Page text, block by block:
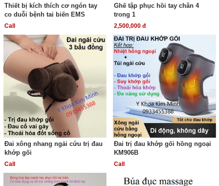
Thiết bị kích thích cơ ngón tay
co duỗi bệnh tai biến EMS
Call
Ghế tập phục hồi tay chân 4
trong 1
2,500,000 đ
Đai xông nhang ngải cứu trị đau
khớp gối
Call
Đai trị đau khớp gối hồng ngoại
KM906B
Call